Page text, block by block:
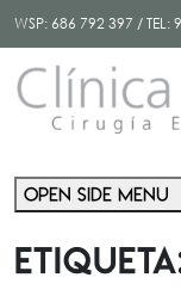
WSP: 686 792 397 / TEL:
Open side menu